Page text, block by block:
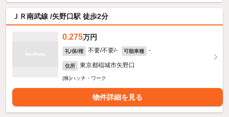
ＪＲ南武線 /矢野口駅 徒歩2分
0.275万円
礼/保/権 不要/不要/- 可能車種 -
住所 東京都稲城市矢野口
(株)ハッチ・ワーク
物件詳細を見る